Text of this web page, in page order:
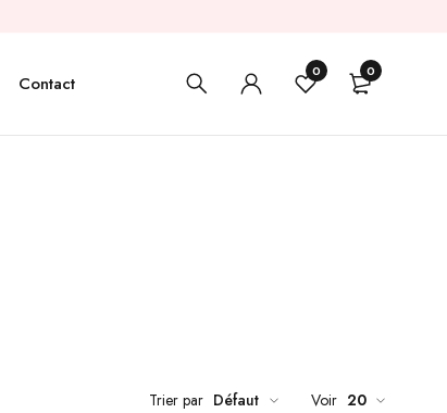
Contact
0 0
Trier par Défaut Voir 20